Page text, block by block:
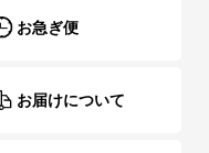
お急ぎ便
お届けについて